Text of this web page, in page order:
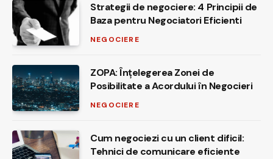
Strategii de negociere: 4 Principii de
Baza pentru Negociatori Eficienti
NEGOCIERE
ZOPA: Înțelegerea Zonei de
Posibilitate a Acordului în Negocieri
NEGOCIERE
Cum negociezi cu un client dificil:
Tehnici de comunicare eficiente